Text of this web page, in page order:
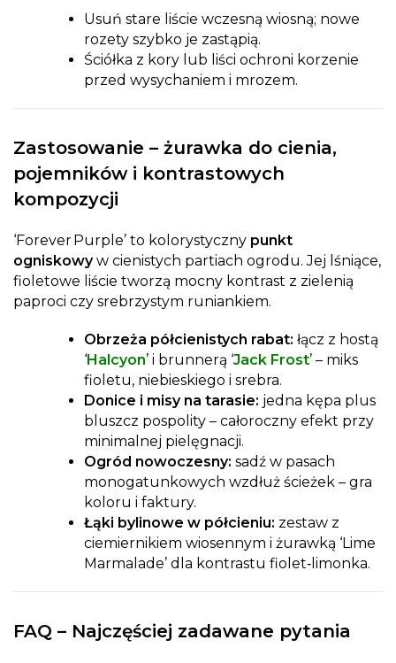
Usuń stare liście wczesną wiosną; nowe
rozety szybko je zastąpią.
Ściółka z kory lub liści ochroni korzenie
przed wysychaniem i mrozem.
Zastosowanie – żurawka do cienia,
pojemników i kontrastowych
kompozycji
‘Forever Purple’ to kolorystyczny punkt
ogniskowyw cienistych partiach ogrodu. Jej lśniące,
fioletowe liście tworzą mocny kontrast z zielenią
paproci czy srebrzystym runiankiem.
Obrzeża półcienistych rabat: łącz z hostą
‘Halcyon’ i brunnerą ‘Jack Frost’ – miks
fioletu, niebieskiego i srebra.
Donice i misy na tarasie: jedna kępa plus
bluszcz pospolity – całoroczny efekt przy
minimalnej pielęgnacji.
Ogród nowoczesny: sadź w pasach
monogatunkowych wzdłuż ścieżek – gra
koloru i faktury.
Łąki bylinowe w półcieniu: zestaw z
ciemiernikiem wiosennym i żurawką ‘Lime
Marmalade’ dla kontrastu fiolet‑limonka.
FAQ – Najczęściej zadawane pytania